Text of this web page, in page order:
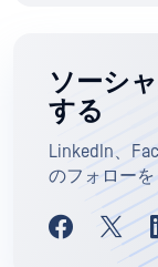
ソーシ
する
LinkedIn、
のフォローを